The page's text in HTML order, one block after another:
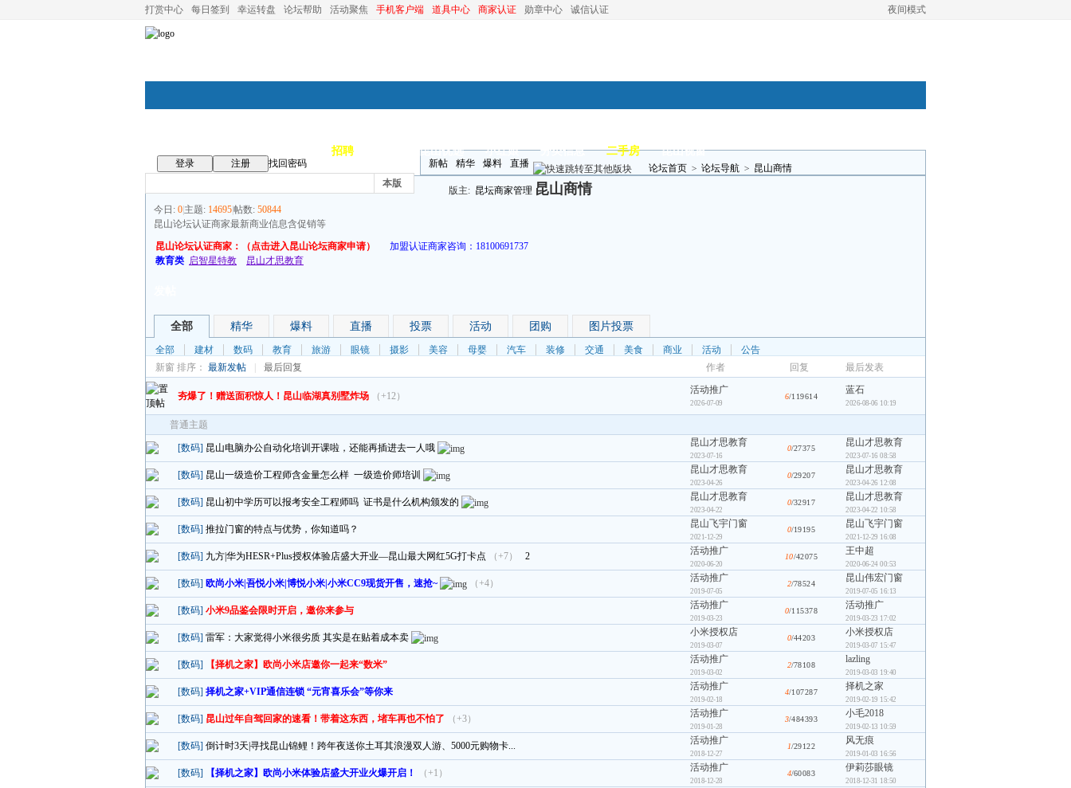
夜间模式
打赏中心 每日签到 幸运转盘 论坛帮助 活动聚焦 手机客户端 道具中心 商家认证 勋章中心 诚信认证
招聘 昆山优选 小红娘 分类信息 二手房 昆山视窗
登录 注册
找回密码
本版
新帖 精华 爆料 直播 论坛首页 > 论坛导航 > 昆山商情
版主: 昆坛商家管理 昆山商情
今日: 0 主题: 14695帖数: 50844
昆山论坛认证商家最新商业信息含促销等
昆山论坛认证商家：（点击进入昆山论坛商家申请）
加盟认证商家咨询： 18100691737
教育类 启智星特教 昆山才思教育
全部 精华 爆料 直播 投票 活动 团购 图片投票
全部 建材 数码 教育 旅游 眼镜 摄影 美容 母婴 汽车 装修 交通 美食 商业 活动
公告
新窗 排序： 最新发帖 最后回复 作者 回复 最后发表
夯爆了！赠送面积惊人！昆山临湖真别墅炸场 （+12）
活动推广
2026-07-09
6/119614
蓝石
2026-08-06 10:19
普通主题
[数码] 昆山电脑办公自动化培训开课啦，还能再插进去一人哦 昆山才思教育
2023-07-16
0/27375 昆山才思教育
2023-07-16 08:58
[数码] 昆山一级造价工程师含金量怎么样 一级造价师培训 昆山才思教育
2023-04-26
0/29207 昆山才思教育
2023-04-26 12:08
[数码] 昆山初中学历可以报考安全工程师吗 证书是什么机构颁发的 昆山才思教育
2023-04-22
0/32917 昆山才思教育
2023-04-22 10:58
[数码] 推拉门窗的特点与优势，你知道吗？ 昆山飞宇门窗
2021-12-29
0/19195 昆山飞宇门窗
2021-12-29 16:08
[数码] 九方|华为HESR+Plus授权体验店盛大开业—昆山最大网红5G打卡点 （+7） 2 活动推广
2020-06-20
10/42075 王中超
2020-06-24 00:53
[数码] 欧尚小米|吾悦小米|博悦小米|小米CC9现货开售，速抢~ （+4） 活动推广
2019-07-05
2/78524 昆山伟宏门窗
2019-07-05 16:13
[数码] 小米9品鉴会限时开启，邀你来参与 活动推广
2019-03-23
0/115378 活动推广
2019-03-23 17:02
[数码] 雷军：大家觉得小米很劣质 其实是在贴着成本卖 小米授权店
2019-03-07
0/44203 小米授权店
2019-03-07 15:47
[数码] 【择机之家】欧尚小米店邀你一起来“数米” 活动推广
2019-03-02
2/78108 lazling
2019-03-03 19:40
[数码] 择机之家+VIP通信连锁 “元宵喜乐会”等你来 活动推广
2019-02-18
4/107287 择机之家
2019-02-19 15:42
[数码] 昆山过年自驾回家的速看！带着这东西，堵车再也不怕了 （+3） 活动推广
2019-01-28
3/484393 小毛2018
2019-02-13 10:59
[数码] 倒计时3天|寻找昆山锦鲤！跨年夜送你土耳其浪漫双人游、5000元购物卡... 活动推广
2018-12-27
1/29122 风无痕
2019-01-03 16:56
[数码] 【择机之家】欧尚小米体验店盛大开业火爆开启！ （+1） 活动推广
2018-12-28
4/60083 伊莉莎眼镜
2018-12-31 18:50